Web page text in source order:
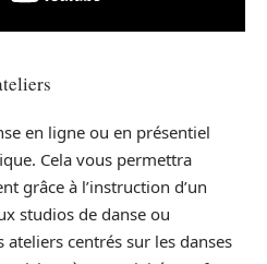
en ligne ou en présentiel
Cela vous permettra
grâce à l’instruction d’un
studios de danse ou
centrés sur les danses